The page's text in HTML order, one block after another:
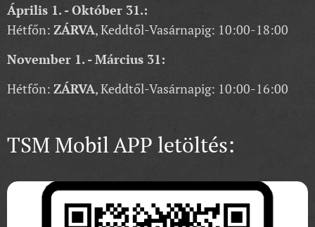
Április 1. - Október 31.:
Hétfőn: ZÁRVA, Keddtől-Vasárnapig: 10:00-18:00
November 1. - Március 31:
Hétfőn: ZÁRVA, Keddtől-Vasárnapig: 10:00-16:00
TSM Mobil APP letöltés: